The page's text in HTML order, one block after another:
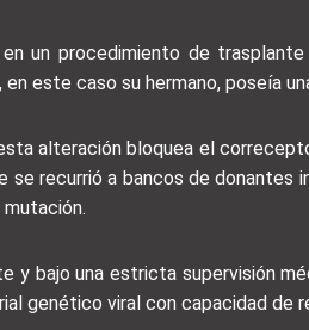
un procedimiento de
este caso su hermano, poseía
alteración bloquea el
se recurrió a bancos de
y bajo una estricta supervisión
genético viral con capacidad de